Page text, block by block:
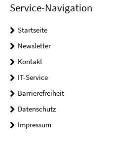
Service-Navigation
Startseite
Newsletter
Kontakt
IT-Service
Barrierefreiheit
Datenschutz
Impressum